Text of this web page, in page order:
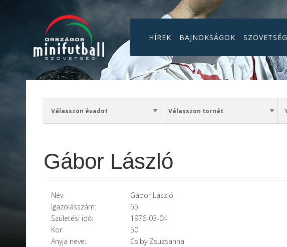
HÍREK BAJNOKSÁGOK SZÖVETSÉG
Gábor László
Név:
Gábor László
Igazolásszám:
55
Születési idő:
1976-03-04
Kor:
50
Anyja neve:
Csiby Zsuzsanna